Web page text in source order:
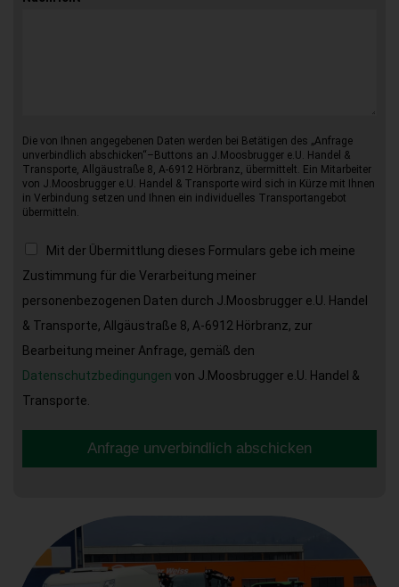
Die von Ihnen angegebenen Daten werden bei Betätigen des „Anfrage
unverbindlich abschicken“–Buttons an J.Moosbrugger e.U. Handel &
Transporte, Allgäustraße 8, A-6912 Hörbranz, übermittelt. Ein Mitarbeiter
von J.Moosbrugger e.U. Handel & Transporte wird sich in Kürze mit Ihnen
in Verbindung setzen und Ihnen ein individuelles Transportangebot
übermitteln.
Mit der Übermittlung dieses Formulars gebe ich meine
Zustimmung für die Verarbeitung meiner
personenbezogenen Daten durch J.Moosbrugger e.U. Handel
& Transporte, Allgäustraße 8, A-6912 Hörbranz, zur
Bearbeitung meiner Anfrage, gemäß den
Datenschutzbedingungen von J.Moosbrugger e.U. Handel &
Transporte.
Anfrage unverbindlich abschicken